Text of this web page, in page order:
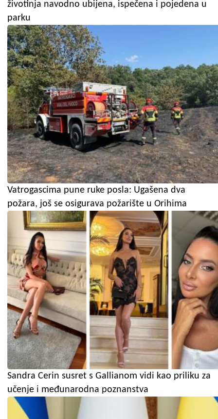
životinja navodno ubijena, ispečena i pojedena u
parku
Vatrogascima pune ruke posla: Ugašena dva
požara, još se osigurava požarište u Orihima
Sandra Cerin susret s Gallianom vidi kao priliku za
učenje i međunarodna poznanstva